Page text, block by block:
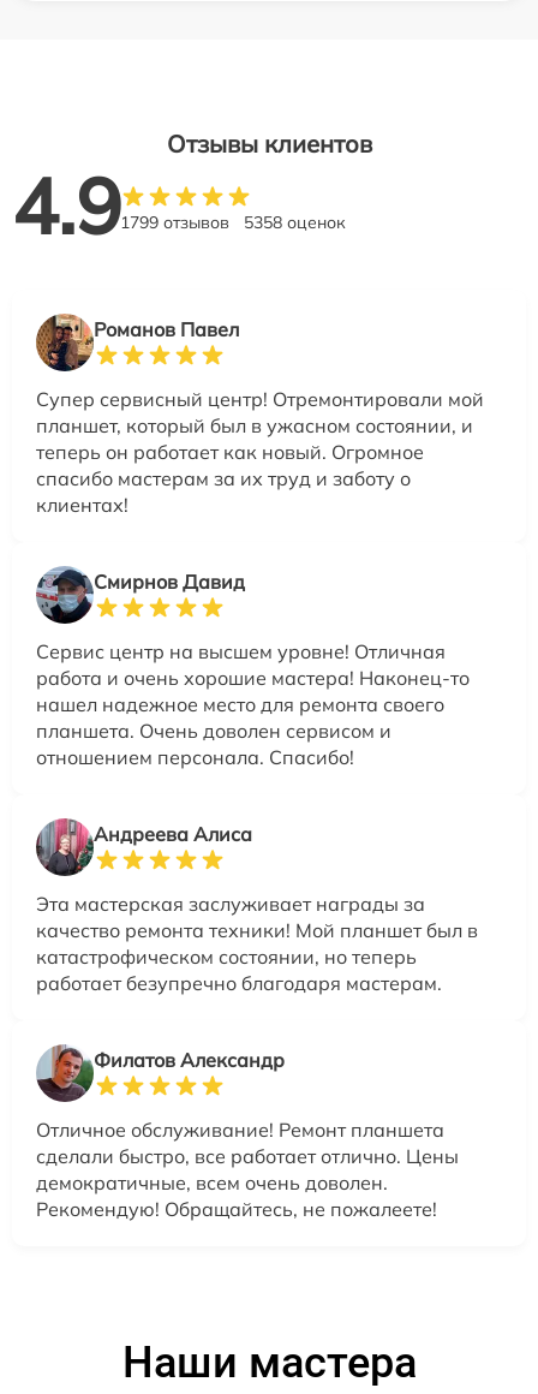
Отзывы клиентов
4.91799 отзывов 5358 оценок
Романов Павел
Супер сервисный центр! Отремонтировали мой
планшет, который был в ужасном состоянии, и
теперь он работает как новый. Огромное
спасибо мастерам за их труд и заботу о
клиентах!
Смирнов Давид
Сервис центр на высшем уровне! Отличная
работа и очень хорошие мастера! Наконец-то
нашел надежное место для ремонта своего
планшета. Очень доволен сервисом и
отношением персонала. Спасибо!
Андреева Алиса
Эта мастерская заслуживает награды за
качество ремонта техники! Мой планшет был в
катастрофическом состоянии, но теперь
работает безупречно благодаря мастерам.
Филатов Александр
Отличное обслуживание! Ремонт планшета
сделали быстро, все работает отлично. Цены
демократичные, всем очень доволен.
Рекомендую! Обращайтесь, не пожалеете!
Наши мастера